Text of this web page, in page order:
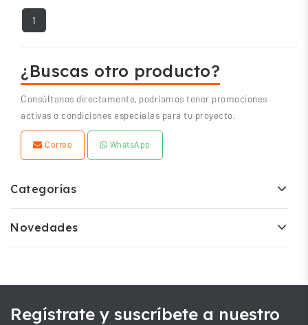
1
¿Buscas otro producto?
Consúltanos directamente, podríamos tener promociones
activas o condiciones especiales para tu proyecto.
Correo WhatsApp
Categorías
Novedades
Regístrate y suscríbete a nuestro